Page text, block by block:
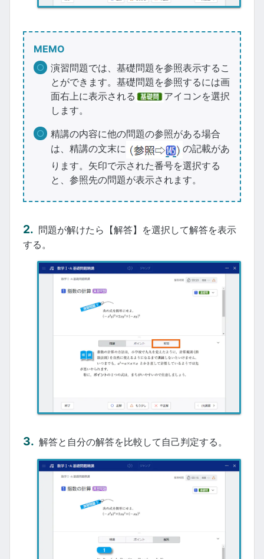
MEMO
演習問題では、基礎問題を参照表示するこ
とができます。基礎問題を参照するには画
面右上に表示される
アイコンを選択
します。
精講の内容に他の問題の参照がある場合
は、精講の文末に
の記載があ
ります。矢印で示された番号を選択する
と、参照先の問題が表示されます。
問題が解けたら【解答】を選択して解答を表示
する。
解答と自分の解答を比較して自己判定する。